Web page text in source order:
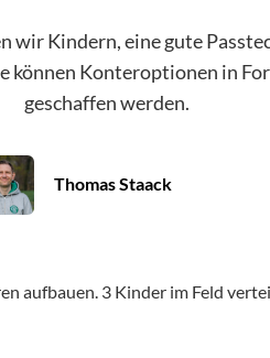
wir Kindern, eine gute
Konteroptionen in
geschaffen werden.
Thomas Staack
aufbauen. 3 Kinder im Feld